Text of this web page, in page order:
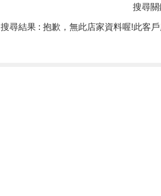
搜尋關
搜尋結果 : 抱歉，無此店家資料喔!此客